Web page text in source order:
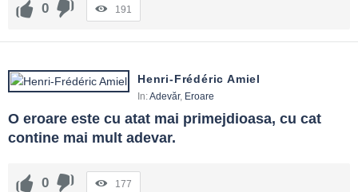
0 191
Henri-Frédéric Amiel
In:Adevăr, Eroare
O eroare este cu atat mai primejdioasa, cu cat
contine mai mult adevar.
0 177